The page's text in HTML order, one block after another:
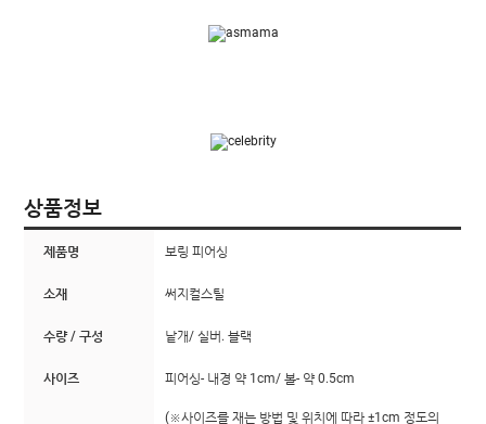
상품정보
제품명 보링 피어싱
소재 써지컬스틸
수량 / 구성 낱개/ 실버. 블랙
사이즈 피어싱- 내경 약 1cm/ 볼- 약 0.5cm
(※사이즈를 재는 방법 및 위치에 따라 ±1cm 정도의